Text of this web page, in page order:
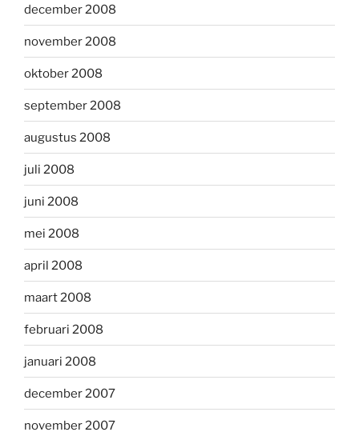
december 2008
november 2008
oktober 2008
september 2008
augustus 2008
juli 2008
juni 2008
mei 2008
april 2008
maart 2008
februari 2008
januari 2008
december 2007
november 2007